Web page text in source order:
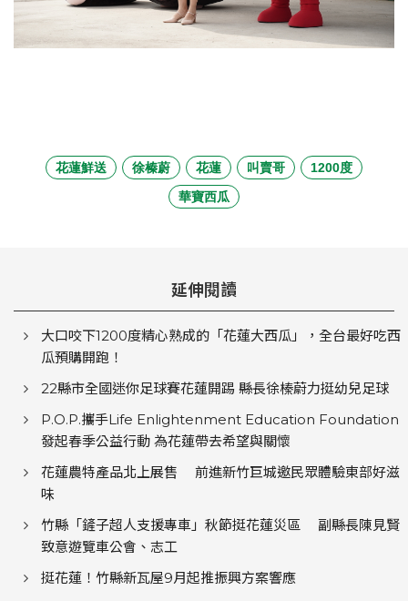
花蓮鮮送 徐榛蔚 花蓮 叫賣哥
1200度
華寶西瓜
延伸閱讀
大口咬下1200度精心熟成的「花蓮大西瓜」，全台最好吃西
瓜預購開跑！
22縣市全國迷你足球賽花蓮開踢 縣長徐榛蔚力挺幼兒足球
P.O.P.攜手Life Enlightenment Education Foundation
發起春季公益行動 為花蓮帶去希望與關懷
花蓮農特產品北上展售 前進新竹巨城邀民眾體驗東部好滋
味
竹縣「鏟子超人支援專車」秋節挺花蓮災區 副縣長陳見賢
致意遊覽車公會、志工
挺花蓮！竹縣新瓦屋9月起推振興方案響應